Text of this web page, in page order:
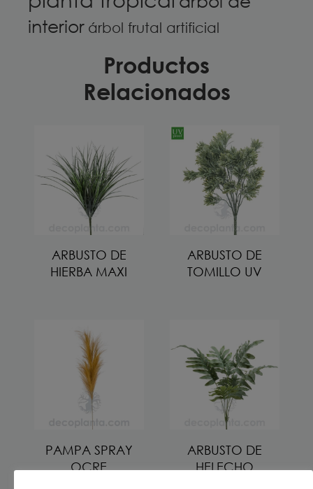
interior árbol frutal artificial
Productos
Relacionados
ARBUSTO DE
HIERBA MAXI
ARBUSTO DE
TOMILLO UV
PAMPA SPRAY
OCRE
ARBUSTO DE
HELECHO